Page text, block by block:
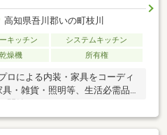
高知県吾川郡いの町枝川
キッチン
システムキッチン
燥機 所有権
ロによる内装・家具をコーディ
・雑貨・照明等、生活必需品が